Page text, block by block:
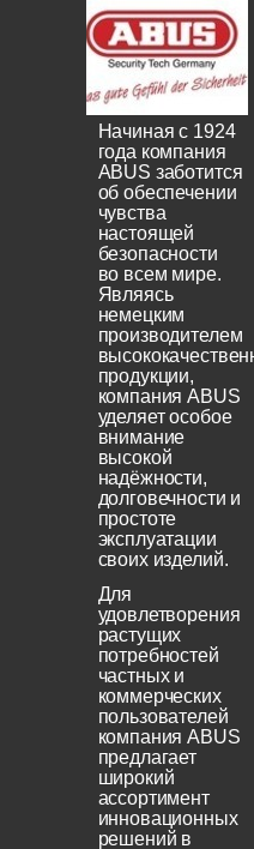
Начиная с 1924
года компания
ABUS заботится
об обеспечении
чувства
настоящей
безопасности
во всем мире.
Являясь
немецким
производителем
продукции,
компания ABUS
уделяет особое
внимание
высокой
надёжности,
долговечности и
простоте
эксплуатации
своих изделий.
Для
удовлетворения
растущих
потребностей
частных и
коммерческих
пользователей
компания ABUS
предлагает
широкий
ассортимент
инновационных
решений в